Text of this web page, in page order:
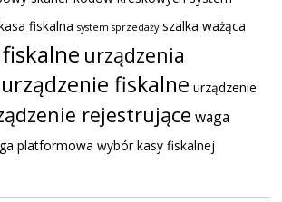
fiskalna system sprzedaży szalka ważąca
urządzenia
urządzenie fiskalne urządzenie
rejestrujące waga
platformowa wybór kasy fiskalnej